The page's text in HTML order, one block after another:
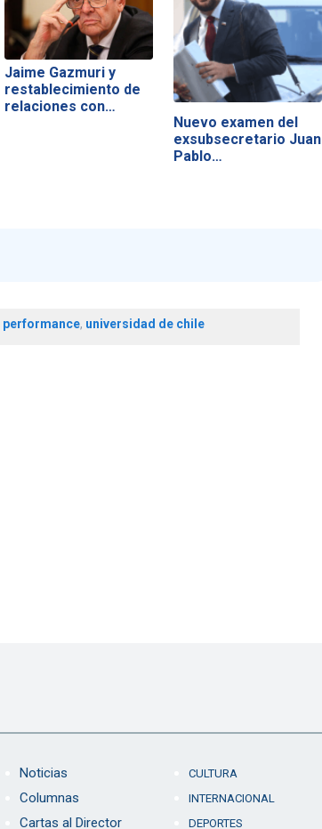
Jaime Gazmuri y
restablecimiento de
relaciones con…
Nuevo examen del
exsubsecretario Juan
Pablo…
performance, universidad de chile
Noticias
Columnas
Cartas al Director
CULTURA
INTERNACIONAL
DEPORTES